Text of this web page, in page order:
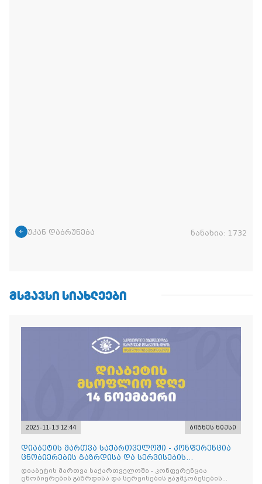
უკან დაბრუნება ნანახია: 1732
ᲛᲡᲒᲐᲕᲡᲘ ᲡᲘᲐᲮᲚᲔᲔᲑᲘ
2025-11-13 12:44 ბიზნეს ნიუსი
დიაბეტის მართვა საქართველოში - კონფერენცია
ცნობიერების გაზრდისა და სერვისების
გაუმჯობესების მიზნით
დიაბეტის მართვა საქართველოში - კონფერენცია
ცნობიერების გაზრდისა და სერვისების გაუმჯობესების